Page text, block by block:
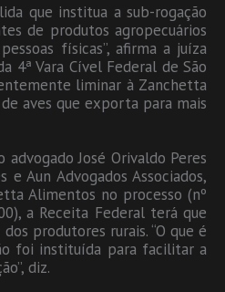
que institua a sub-rogação
de produtos agropecuários
físicas”, afirma a juíza
4ª Vara Cível Federal de São
liminar à Zanchetta
aves que exporta para mais
advogado José Orivaldo Peres
e Aun Advogados Associados,
Alimentos no processo (nº
a Receita Federal terá que
produtores rurais. “O que é
foi instituída para facilitar a
diz.